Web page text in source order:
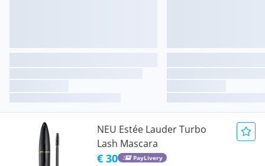
NEU Estée Lauder Turbo
Lash Mascara
€ 30 PayLivery